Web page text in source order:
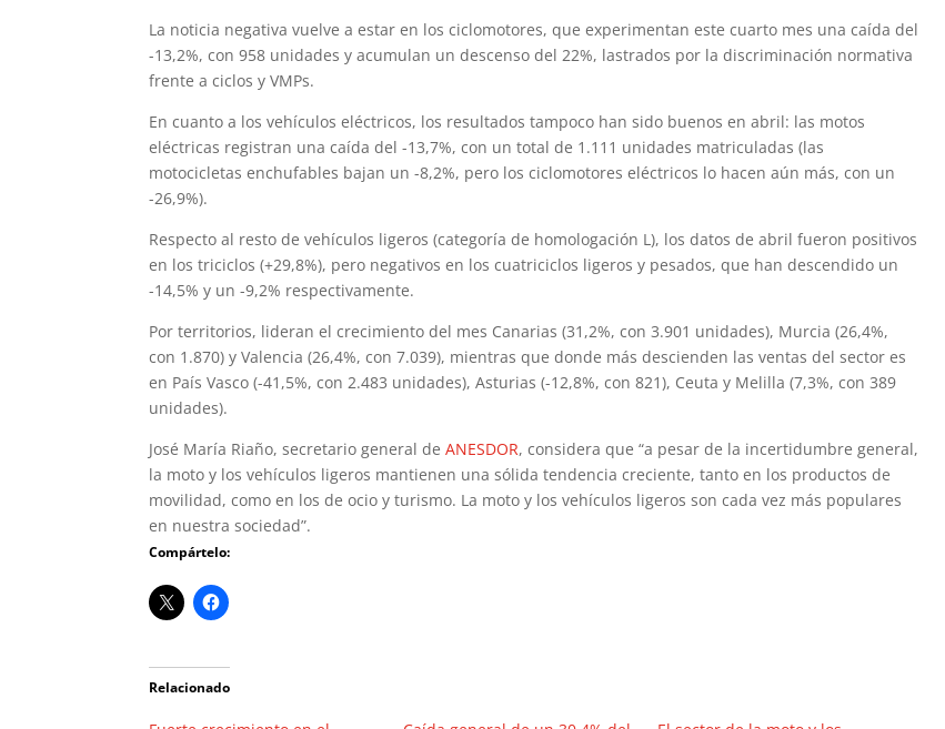
La noticia negativa vuelve a estar en los ciclomotores, que experimentan este cuarto mes una caída del
-13,2%, con 958 unidades y acumulan un descenso del 22%, lastrados por la discriminación normativa
frente a ciclos y VMPs.
En cuanto a los vehículos eléctricos, los resultados tampoco han sido buenos en abril: las motos
eléctricas registran una caída del -13,7%, con un total de 1.111 unidades matriculadas (las
motocicletas enchufables bajan un -8,2%, pero los ciclomotores eléctricos lo hacen aún más, con un
-26,9%).
Respecto al resto de vehículos ligeros (categoría de homologación L), los datos de abril fueron positivos
en los triciclos (+29,8%), pero negativos en los cuatriciclos ligeros y pesados, que han descendido un
-14,5% y un -9,2% respectivamente.
Por territorios, lideran el crecimiento del mes Canarias (31,2%, con 3.901 unidades), Murcia (26,4%,
con 1.870) y Valencia (26,4%, con 7.039), mientras que donde más descienden las ventas del sector es
en País Vasco (-41,5%, con 2.483 unidades), Asturias (-12,8%, con 821), Ceuta y Melilla (7,3%, con 389
unidades).
José María Riaño, secretario general deANESDOR, considera que “a pesar de la incertidumbre general,
la moto y los vehículos ligeros mantienen una sólida tendencia creciente, tanto en los productos de
movilidad, como en los de ocio y turismo. La moto y los vehículos ligeros son cada vez más populares
en nuestra sociedad”.
Compártelo:
Relacionado